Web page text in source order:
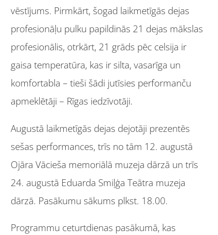
vēstījums. Pirmkārt, šogad laikmetīgās dejas
profesionāļu pulku papildinās 21 dejas mākslas
profesionālis, otrkārt, 21 grāds pēc celsija ir
gaisa temperatūra, kas ir silta, vasarīga un
komfortabla – tieši šādi jutīsies performanču
apmeklētāji – Rīgas iedzīvotāji.
Augustā laikmetīgās dejas dejotāji prezentēs
sešas performances, trīs no tām 12. augustā
Ojāra Vācieša memoriālā muzeja dārzā un trīs
24. augustā Eduarda Smiļģa Teātra muzeja
dārzā. Pasākumu sākums plkst. 18.00.
Programmu ceturtdienas pasākumā, kas